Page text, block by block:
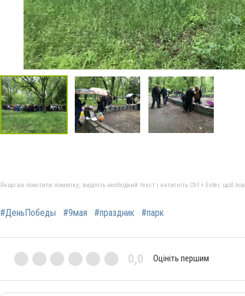
Якщо ви помітили помилку, виділіть необхідний текст і натисніть Ctrl + Enter, щоб
#ДеньПобеды #9мая #праздник #парк
0,0 Оцініть першим